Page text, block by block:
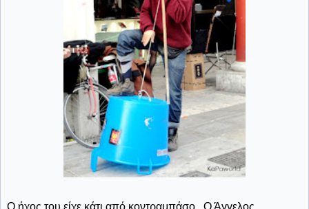
Ο ήχος του είχε κάτι από κοντραμπάσο...Ο Άγγελος